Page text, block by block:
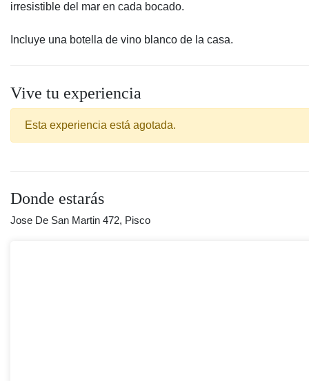
irresistible del mar en cada bocado.
Incluye una botella de vino blanco de la casa.
Vive tu experiencia
Esta experiencia está agotada.
Donde estarás
Jose De San Martin 472, Pisco